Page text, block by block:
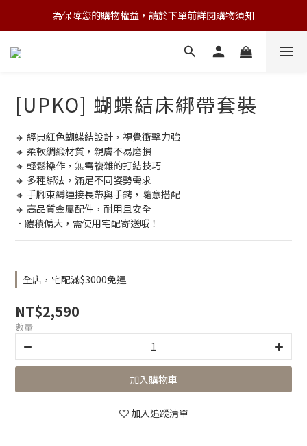
💌 Nearby收藏家｜任選三件 9折 五件 88折
為保障您的購物權益，請於下單前詳閱購物須知
💌 Nearby收藏家｜任選三件 9折 五件 88折
[UPKO] 蝴蝶結床綁帶套裝
🔸 經典紅色蝴蝶結設計，視覺衝擊力強
🔸 柔軟綢緞材質，親膚不易磨損
🔸 輕鬆操作，無需複雜的打結技巧
🔸 多種綁法，滿足不同姿勢需求
🔸 手腳束縛連接長帶與手銬，隨意搭配
🔸 高品質金屬配件，耐用且安全
．體積偏大，需使用宅配寄送哦！
全店，宅配滿$3000免運
NT$2,590
數量
加入購物車
加入追蹤清單